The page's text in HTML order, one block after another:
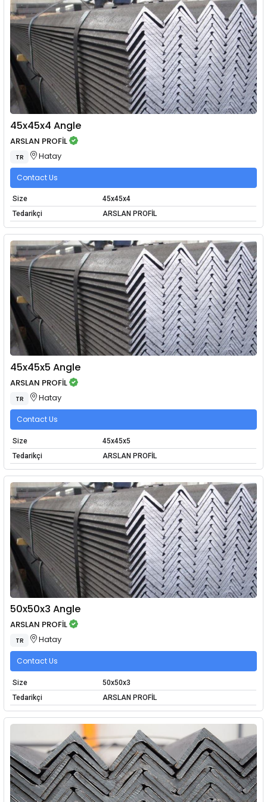
45x45x4 Angle
ARSLAN PROFİL
TR Hatay
Contact Us
Size
45x45x4
Tedarikçi
ARSLAN PROFİL
45x45x5 Angle
ARSLAN PROFİL
TR Hatay
Contact Us
Size
45x45x5
Tedarikçi
ARSLAN PROFİL
50x50x3 Angle
ARSLAN PROFİL
TR Hatay
Contact Us
Size
50x50x3
Tedarikçi
ARSLAN PROFİL